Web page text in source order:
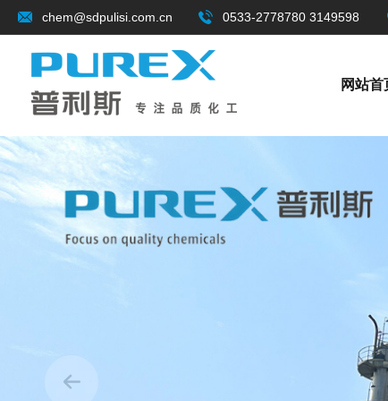
chem@sdpulisi.com.cn 0533-2778780 3149598
网站首